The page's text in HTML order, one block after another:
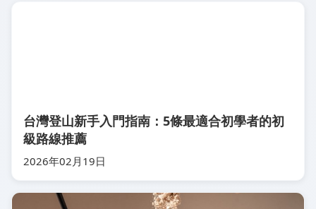
台灣登山新手入門指南：5條最適合初學者的初
級路線推薦
2026年02月19日